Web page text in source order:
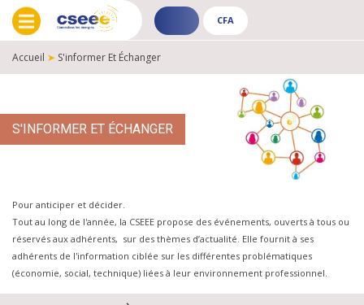
ADHÉRENT
-
PUBLIC
CFA
PUBLIC
CFA
Accueil ➤ S'informer Et Échanger
S'INFORMER ET ÉCHANGER
Pour anticiper et décider.
Tout au long de l'année, la CSEEE propose des événements, ouverts à tous ou
réservés aux adhérents, sur des thèmes d’actualité. Elle fournit à ses
adhérents de l'information ciblée sur les différentes problématiques
(économie, social, technique) liées à leur environnement professionnel.